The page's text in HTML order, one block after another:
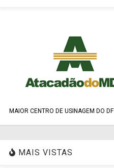
MAIOR CENTRO DE USINAGEM DO DF
MAIS VISTAS